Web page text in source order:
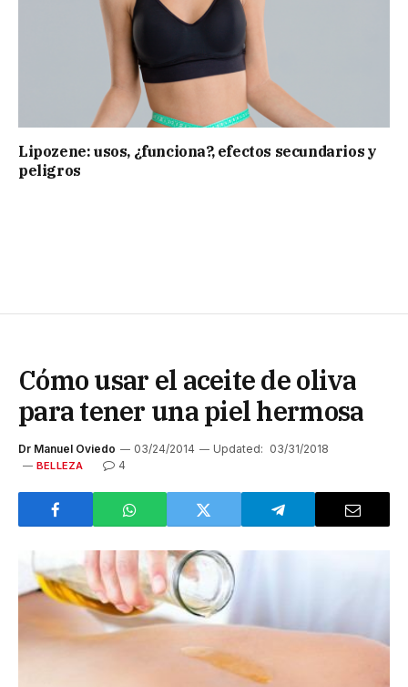
Lipozene: usos, ¿funciona?, efectos secundarios y
peligros
Cómo usar el aceite de oliva
para tener una piel hermosa
Dr Manuel Oviedo 03/24/2014 Updated: 03/31/2018
BELLEZA 4